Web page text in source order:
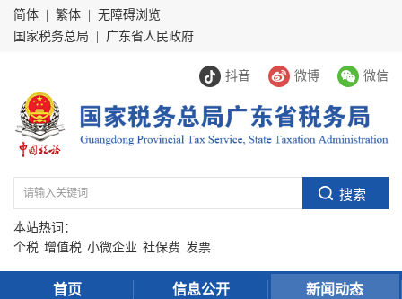
简体 繁体
无障碍浏览
国家税务总局
广东省人民政府
抖音 微博 微信
本站热词：
个税 增值税 小微企业 社保费 发票
首页 信息公开 新闻动态